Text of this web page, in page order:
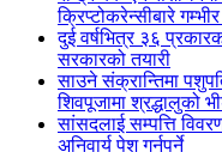
क्रिप्टोकरेन्सीबारे
दुई वर्षभित्र ३६
सरकारको तयारी
साउने संक्रान्तिमा
शिवपूजामा श्रद्धालुको
सांसदलाई सम्पत्ति
अनिवार्य पेश गर्नुपर्ने